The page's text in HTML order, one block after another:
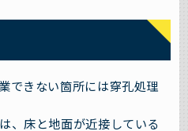
できない箇所には穿孔処理
、床と地面が近接している